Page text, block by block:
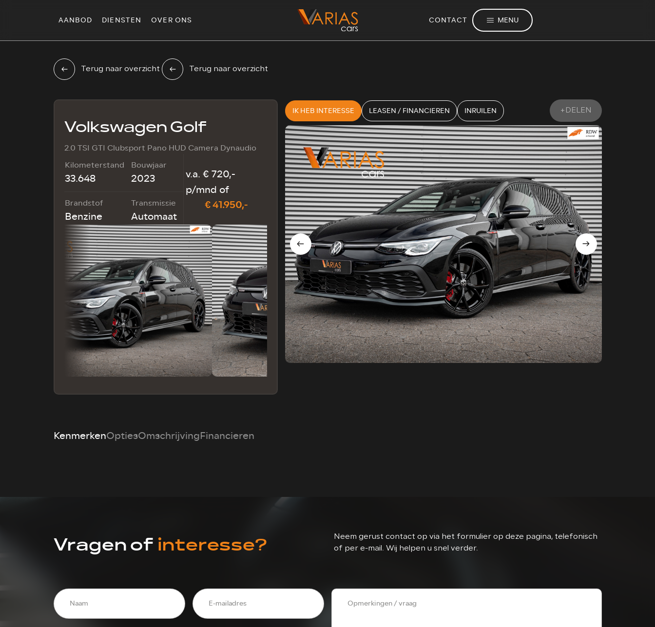
AANBOD DIENSTEN OVER ONS CONTACT MENU
Terug naar overzicht Terug naar overzicht
IK HEB INTERESSE LEASEN / FINANCIEREN INRUILEN +DELEN
Volkswagen Golf
2.0 TSI GTI Clubsport Pano HUD Camera Dynaudio
Kilometerstand
33.648
Bouwjaar
2023
Brandstof
Benzine
Transmissie
Automaat
v.a. € 720,-
p/mnd of
€ 41.950,-
KenmerkenOptiesOmschrijvingFinancieren
Vragen of interesse?
Neem gerust contact op via het formulier op deze pagina, telefonisch
of per e-mail. Wij helpen u snel verder.